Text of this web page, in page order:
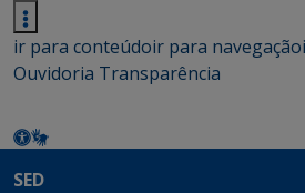
ir para conteúdoir para navegação
Ouvidoria Transparência
SED